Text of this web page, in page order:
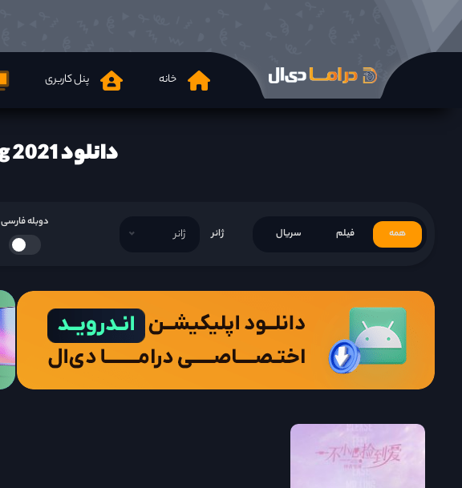
خانه پنل کاربری
دانلود Please Feel at Ease Mr Ling 2021 ها
همه فیلم سریال ژانر ژانر
دوبله فارسی